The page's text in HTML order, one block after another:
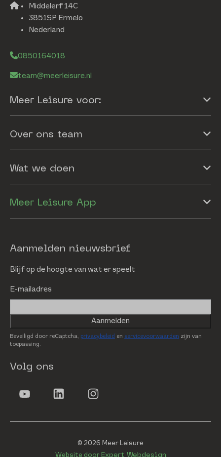
Middelerf 14C
3851SP Ermelo
Nederland
0850164018
team@meerleisure.nl
Meer Leisure voor:
Over ons team
Wat we doen
Meer Leisure App
Aanmelden nieuwsbrief
Blijf op de hoogte van wat er speelt
E-mailadres
Aanmelden
Beveiligd door reCaptcha, privacybeleid en servicevoorwaarden zijn van
toepassing.
Volg ons
© 2026 Meer Leisure
Website door Expert Webdesign